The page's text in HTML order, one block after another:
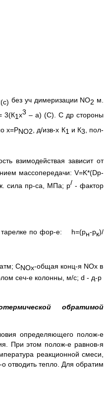
без уч димеризации NO2 м.
3(К1х3 – а) (С). С др стороны
х=РNO2 , д/изв-х К1 и К3 , пол-
взимодействая зависит от
массопередачи: V=K*(Dp-
сила пр-са, МПа; p/ - фактор
тарелке по фор-е: h=(рн-рк)/
СNOх-общая конц-я NOх в
сеч-е колонны, м/с; d - д-р
обратимой
определяющего полож-е
При этом полож-е равнов-я
реакционной смеси,
отводить тепло. Для обратим